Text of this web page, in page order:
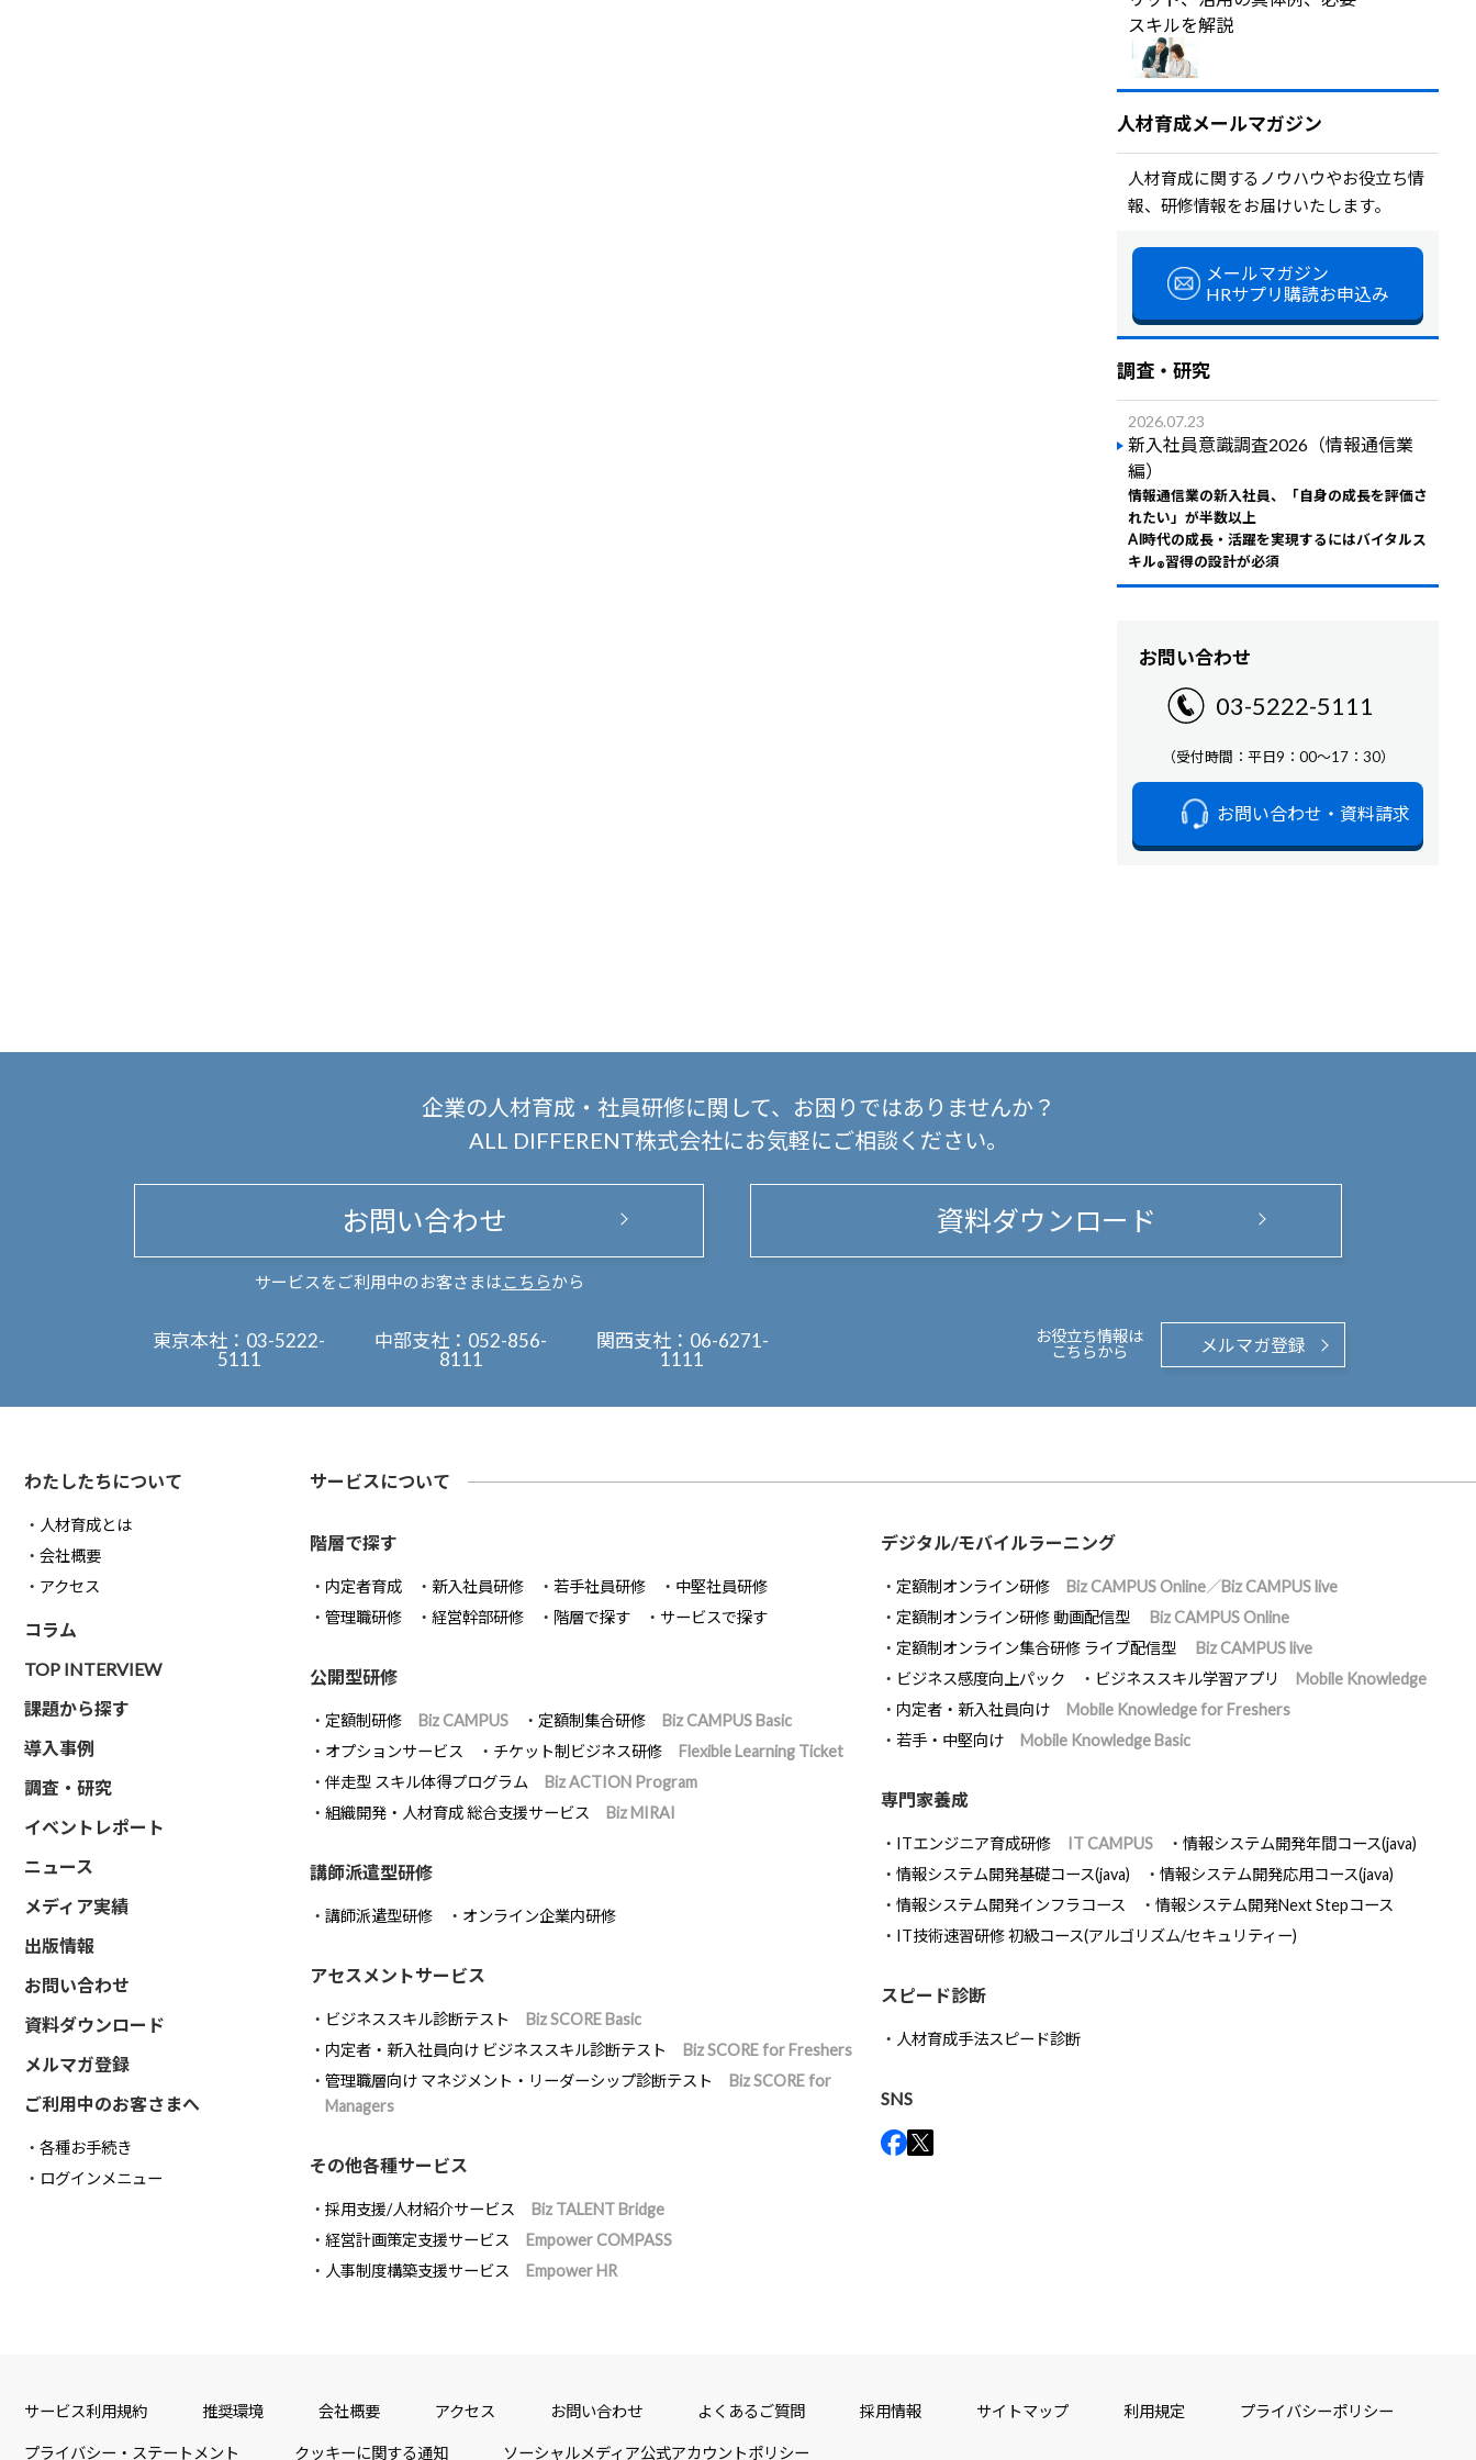
スキルを解説
人材育成メールマガジン
人材育成に関するノウハウやお役立ち情
報、研修情報をお届けいたします。
メールマガジン
HRサプリ購読お申込み
調査・研究
2026.07.23
新入社員意識調査2026（情報通信業
編）
情報通信業の新入社員、「自身の成長を評価さ
れたい」が半数以上
AI時代の成長・活躍を実現するにはバイタルス
キル®習得の設計が必須
お問い合わせ
03-5222-5111
（受付時間：平日9：00～17：30）
お問い合わせ・資料請求
企業の人材育成・社員研修に関して、
お困りではありませんか？
ALL DIFFERENT株式会社にお気軽にご相談ください。
お問い合わせ
サービスをご利用中のお客さまは こちらから
資料ダウンロード
東京本社： 03-5222-
5111
中部支社： 052-856-
8111
関西支社： 06-6271-
1111
お役立ち情報は
こちらから
メルマガ登録
わたしたちについて
人材育成とは
会社概要
アクセス
コラム
TOP INTERVIEW
課題から探す
導入事例
調査・研究
イベントレポート
ニュース
メディア実績
出版情報
お問い合わせ
資料ダウンロード
メルマガ登録
ご利用中のお客さまへ
各種お手続き
ログインメニュー
サービスについて
階層で探す
内定者育成 新入社員研修 若手社員研修
中堅社員研修
管理職研修
経営幹部研修 階層で探す サービスで探す
公開型研修
定額制研修 Biz CAMPUS 定額制集合研修
Biz CAMPUS Basic
オプションサービス
チケット制ビジネス研修
Flexible Learning Ticket
伴走型 スキル体得プログラム
Biz ACTION Program
組織開発・人材育成 総合支援サービス
Biz MIRAI
講師派遣型研修
講師派遣型研修 オンライン企業内研修
アセスメントサービス
ビジネススキル診断テスト
Biz SCORE Basic
内定者・新入社員向け ビジネススキル診断テスト
Biz SCORE for Freshers
管理職層向け マネジメント・リーダーシップ診断テスト
Biz SCORE for
Managers
その他各種サービス
採用支援/人材紹介サービス
Biz TALENT Bridge
経営計画策定支援サービス
Empower COMPASS
人事制度構築支援サービス
Empower HR
デジタル/モバイルラーニング
定額制オンライン研修
Biz CAMPUS Online／Biz CAMPUS live
定額制オンライン研修 動画配信型
Biz CAMPUS Online
定額制オンライン集合研修 ライブ配信型
Biz CAMPUS live
ビジネス感度向上パック
ビジネススキル学習アプリ
Mobile Knowledge
内定者・新入社員向け
Mobile Knowledge for Freshers
若手・中堅向け
Mobile Knowledge Basic
専門家養成
ITエンジニア育成研修 IT CAMPUS
情報システム開発年間コース(java)
情報システム開発基礎コース(java)
情報システム開発応用コース(java)
情報システム開発インフラコース
情報システム開発Next Stepコース
IT技術速習研修 初級コース(アルゴリズム/セキュリティー)
スピード診断
人材育成手法スピード診断
SNS
サービス利用規約 推奨環境 会社概要 アクセス お問い合わせ よくあるご質問 採用情報 サイトマップ 利用規定 プライバシーポリシー
プライバシー・ステートメント クッキーに関する通知 ソーシャルメディア公式アカウントポリシー